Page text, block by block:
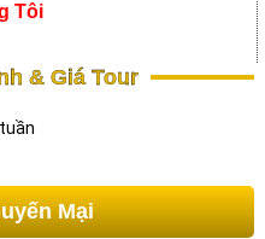
Tôi
& Giá Tour
Mại